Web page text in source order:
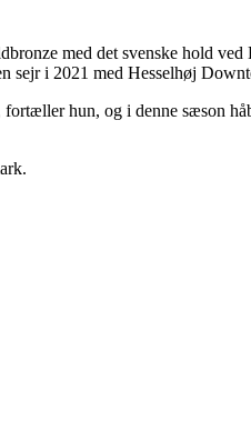
med det svenske hold
sejr i 2021 med Hesselhøj
hun, og i denne sæson